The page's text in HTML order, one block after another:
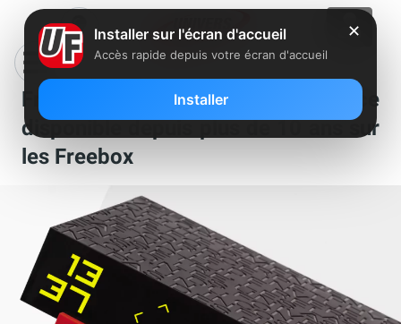
Free annonce la fin d’un service
disponible depuis plus de 10 ans sur
les Freebox
✕
Installer sur l'écran d'accueil
Accès rapide depuis votre écran d'accueil
Installer